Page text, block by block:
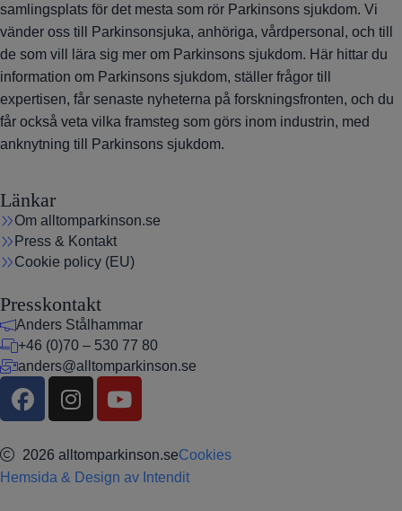
samlingsplats för det mesta som rör Parkinsons sjukdom. Vi
vänder oss till Parkinsonsjuka, anhöriga, vårdpersonal, och till
de som vill lära sig mer om Parkinsons sjukdom. Här hittar du
information om Parkinsons sjukdom, ställer frågor till
expertisen, får senaste nyheterna på forskningsfronten, och du
får också veta vilka framsteg som görs inom industrin, med
anknytning till Parkinsons sjukdom.
Länkar
Om alltomparkinson.se
Press & Kontakt
Cookie policy (EU)
Presskontakt
Anders Stålhammar
+46 (0)70 – 530 77 80
anders@alltomparkinson.se
2026 alltomparkinson.seCookies
Hemsida & Design av Intendit